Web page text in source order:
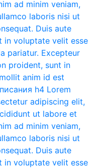
ad minim veniam,
laboris nisi ut
Duis aute
in voluptate velit esse
pariatur. Excepteur
proident, sunt in
anim id est
h4 Lorem
adipiscing elit,
ut labore et
ad minim veniam,
laboris nisi ut
Duis aute
in voluptate velit esse